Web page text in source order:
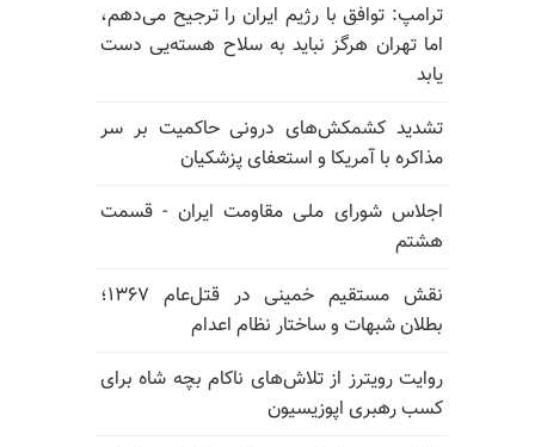
ترامپ: توافق با رژیم ایران را ترجیح می‌دهم،
اما تهران هرگز نباید به سلاح هسته‌یی دست
یابد
تشدید کشمکش‌های درونی حاکمیت بر سر
مذاکره با آمریکا و استعفای پزشکیان
اجلاس شورای ملی مقاومت ایران - قسمت
هشتم
نقش مستقیم خمینی در قتل‌عام ۱۳۶۷؛
بطلان شبهات و ساختار نظام اعدام
روایت رویترز از تلاش‌های ناکام بچه شاه برای
کسب رهبری اپوزیسیون